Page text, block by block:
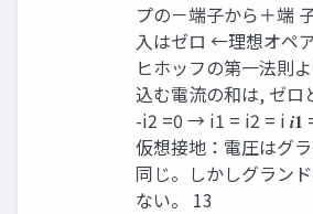
プの－端子から＋端
入はゼロ ←理想オペ
ヒホッフの第一法則
込む電流の和は, ゼロ
-i2 =0 → i1 = i2 = i 𝒊𝟏 =
仮想接地：電圧はグ
同じ。しかしグラン
ない。 13